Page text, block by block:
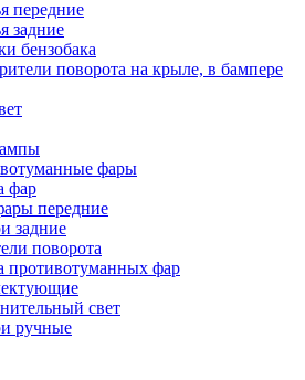
передние
задние
бензобака
поворота на крыле, в бампере
фары
фар
передние
задние
поворота
противотуманных фар
свет
ручные